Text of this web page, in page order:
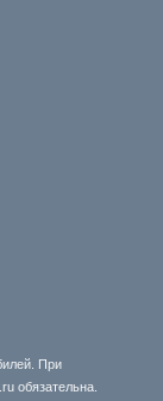
При
обязательна.